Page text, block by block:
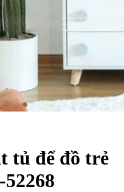
tủ để đồ trẻ